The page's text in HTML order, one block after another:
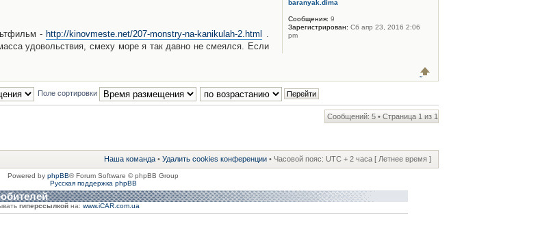
-http://kinovmeste.net/207-monstry-na-kanikulah-2.html
удовольствия, смеху море я так давно не смеялся. Если
baranyak.dima
Сообщения: 9
Зарегистрирован: Сб апр 23, 2016 2:06
pm
Поле сортировки
Сообщений: 5 • Страница 1 из 1
Наша команда • Удалить cookies конференции • Часовой пояс: UTC + 2 часа [ Летнее время ]
Powered by phpBB® Forum Software © phpBB Group
Русская поддержка phpBB
гиперссылкой на: www.iCAR.com.ua